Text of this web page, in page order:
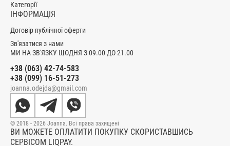
МИ НА ЗВ'ЯЗКУ ЩОДНЯ З 09.00 ДО 21.00
+38 (063) 42-74-583
+38 (099) 16-51-273
joanna.odejda@gmail.com
Категорії
ІНФОРМАЦІЯ
Договір публічної оферти
Зв'язатися з нами
ВИ МОЖЕТЕ ОПЛАТИТИ ПОКУПКУ СКОРИСТАВШИСЬ
СЕРВІСОМ LIQPAY.
© 2018 - 2026 Joanna. Всі права захищені